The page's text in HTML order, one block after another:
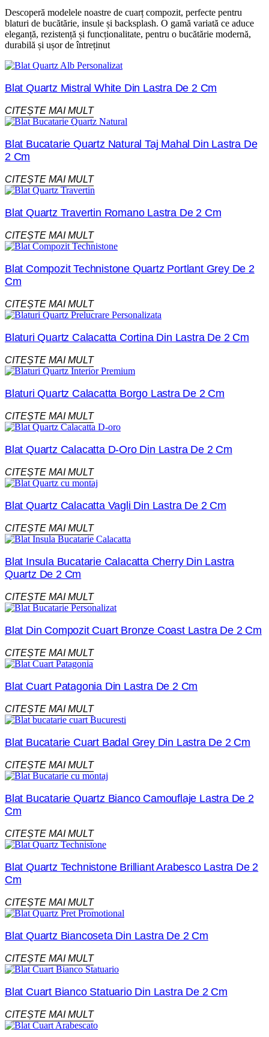
Descoperă modelele noastre de cuarț compozit, perfecte pentru
blaturi de bucătărie, insule și backsplash. O gamă variată ce aduce
eleganță, rezistență și funcționalitate, pentru o bucătărie modernă,
durabilă și ușor de întreținut
Blat Quartz Mistral White Din Lastra De 2 Cm
CITEȘTE MAI MULT
Blat Bucatarie Quartz Natural Taj Mahal Din Lastra De
2 Cm
CITEȘTE MAI MULT
Blat Quartz Travertin Romano Lastra De 2 Cm
CITEȘTE MAI MULT
Blat Compozit Technistone Quartz Portlant Grey De 2
Cm
CITEȘTE MAI MULT
Blaturi Quartz Calacatta Cortina Din Lastra De 2 Cm
CITEȘTE MAI MULT
Blaturi Quartz Calacatta Borgo Lastra De 2 Cm
CITEȘTE MAI MULT
Blat Quartz Calacatta D-Oro Din Lastra De 2 Cm
CITEȘTE MAI MULT
Blat Quartz Calacatta Vagli Din Lastra De 2 Cm
CITEȘTE MAI MULT
Blat Insula Bucatarie Calacatta Cherry Din Lastra
Quartz De 2 Cm
CITEȘTE MAI MULT
Blat Din Compozit Cuart Bronze Coast Lastra De 2 Cm
CITEȘTE MAI MULT
Blat Cuart Patagonia Din Lastra De 2 Cm
CITEȘTE MAI MULT
Blat Bucatarie Cuart Badal Grey Din Lastra De 2 Cm
CITEȘTE MAI MULT
Blat Bucatarie Quartz Bianco Camouflaje Lastra De 2
Cm
CITEȘTE MAI MULT
Blat Quartz Technistone Brilliant Arabesco Lastra De 2
Cm
CITEȘTE MAI MULT
Blat Quartz Biancoseta Din Lastra De 2 Cm
CITEȘTE MAI MULT
Blat Cuart Bianco Statuario Din Lastra De 2 Cm
CITEȘTE MAI MULT